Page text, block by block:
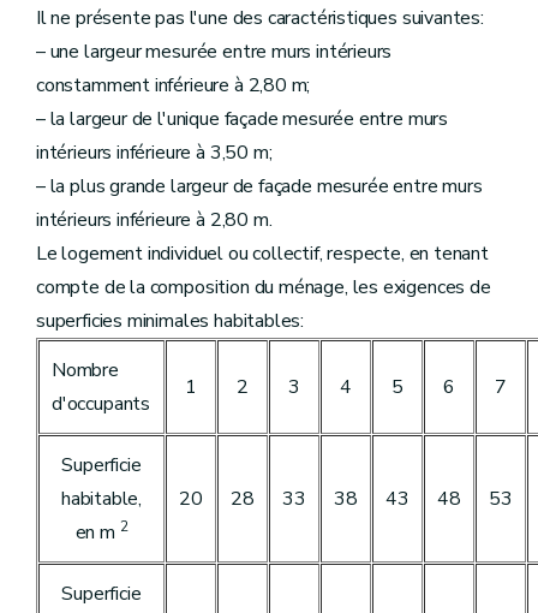
Il ne présente pas l'une des caractéristiques suivantes:
– une largeur mesurée entre murs intérieurs
constamment inférieure à 2,80 m;
– la largeur de l'unique façade mesurée entre murs
intérieurs inférieure à 3,50 m;
– la plus grande largeur de façade mesurée entre murs
intérieurs inférieure à 2,80 m.
Le logement individuel ou collectif, respecte, en tenant
compte de la composition du ménage, les exigences de
superficies minimales habitables:
Nombre
d'occupants
1 2 3 4 5 6 7
Superficie
habitable,
en m 2
20 28 33 38 43 48 53
Superficie